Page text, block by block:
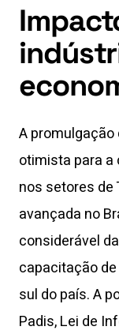
A
otimista para
nos setores de
avançada no
considerável
capacitação
sul do país. A
Padis, Lei de